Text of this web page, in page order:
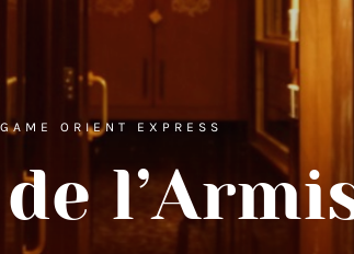
ORIENT EXPRESS